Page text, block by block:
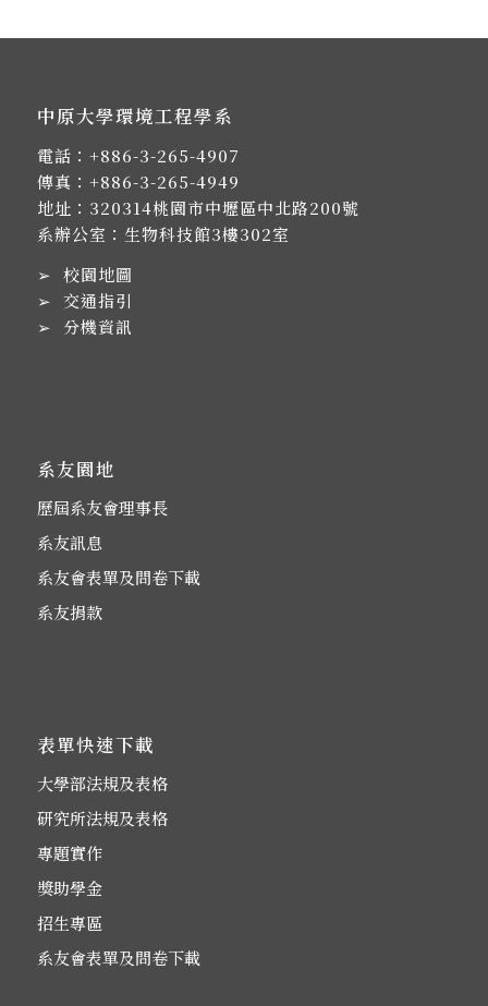
中原大學環境工程學系
電話： +886-3-265-4907
傳真：+886-3-265-4949
地址： 320314桃園市中壢區中北路200號
系辦公室：生物科技館3樓302室
➢ 校園地圖
➢ 交通指引
➢ 分機資訊
系友園地
歷屆系友會理事長
系友訊息
系友會表單及問卷下載
系友捐款
表單快速下載
大學部法規及表格
研究所法規及表格
專題實作
獎助學金
招生專區
系友會表單及問卷下載